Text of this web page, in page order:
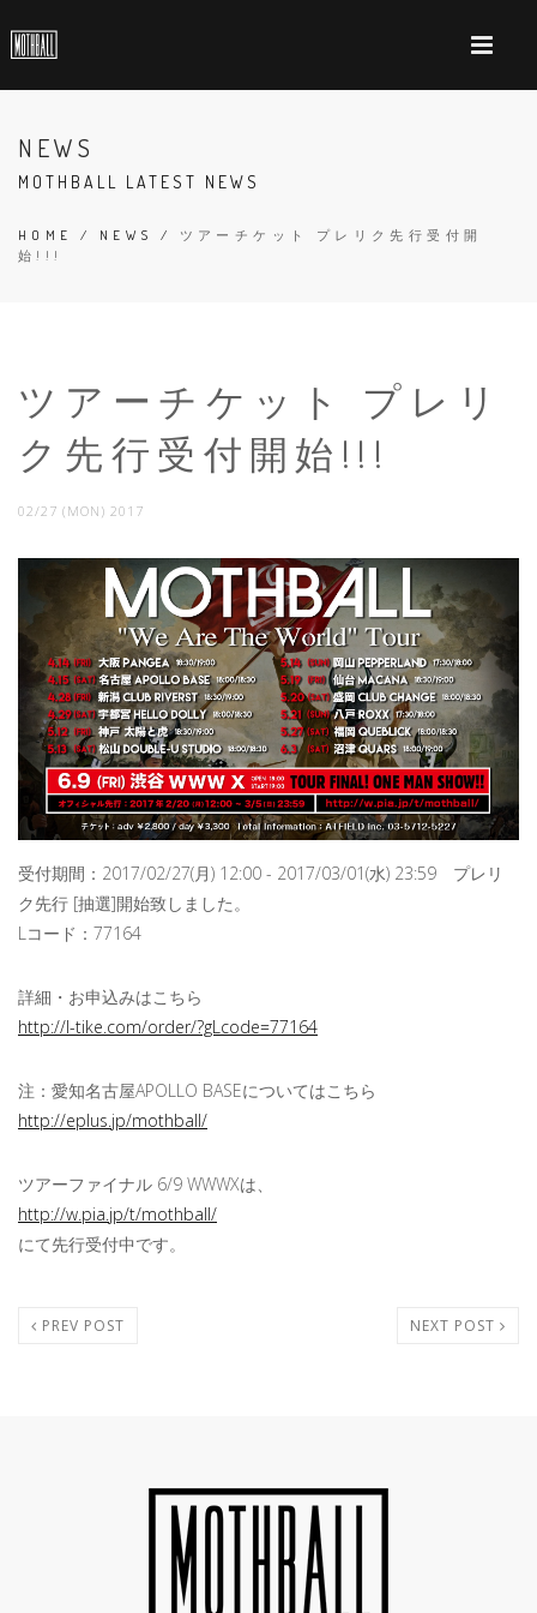
NEWS
MOTHBALL LATEST NEWS
HOME / NEWS / ツアーチケット プレリク先行受付開
始!!!
ツアーチケット プレリ
ク先行受付開始!!!
02/27 (MON) 2017
受付期間：2017/02/27(月) 12:00 - 2017/03/01(水) 23:59 プレリ
ク先行 [抽選]開始致しました。
Lコード：77164
詳細・お申込みはこちら
http://l-tike.com/order/?gLcode=77164
注：愛知名古屋APOLLO BASEについてはこちら
http://eplus.jp/mothball/
ツアーファイナル 6/9 WWWXは、
http://w.pia.jp/t/mothball/
にて先行受付中です。
PREV POST NEXT POST